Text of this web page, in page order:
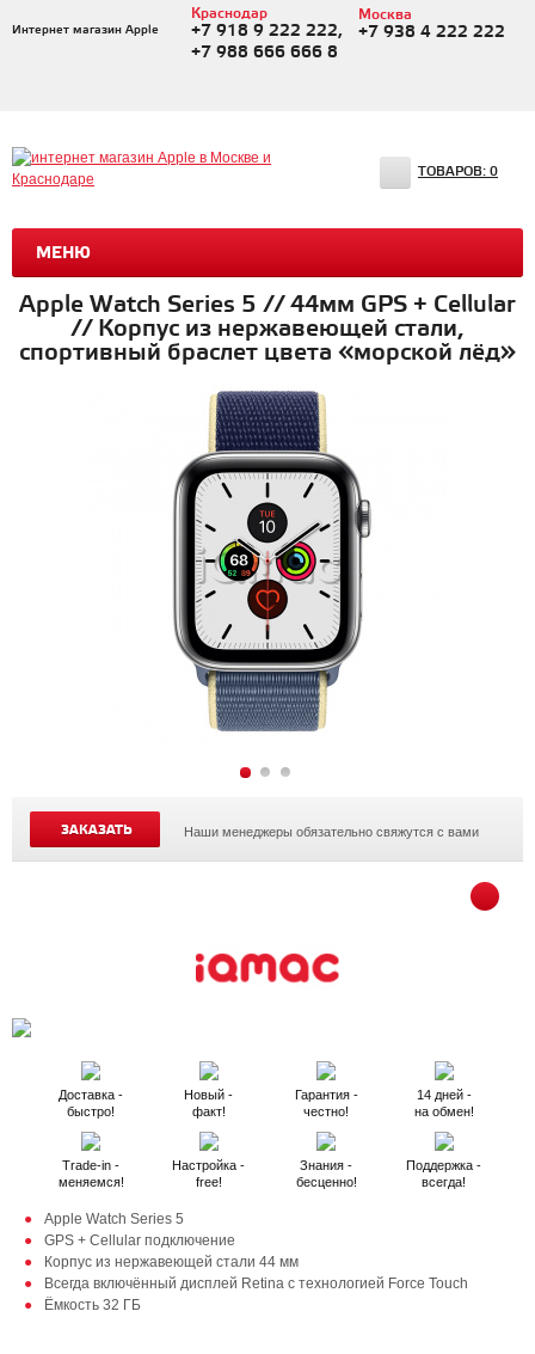
Интернет магазин Apple
Краснодар
+7 918 9 222 222,
+7 988 666 666 8
Москва
+7 938 4 222 222
МЕНЮ
ТОВАРОВ: 0
Apple Watch Series 5 // 44мм GPS + Cellular
// Корпус из нержавеющей стали,
спортивный браслет цвета «морской лёд»
ЗАКАЗАТЬ Наши менеджеры обязательно свяжутся с вами
Доставка -
быстро!
Новый -
факт!
Гарантия -
честно!
14 дней -
на обмен!
Trade-in -
меняемся!
Настройка -
free!
Знания -
бесценно!
Поддержка -
всегда!
Apple Watch Series 5
GPS + Cellular подключение
Корпус из нержавеющей стали 44 мм
Всегда включённый дисплей Retina с технологией Force Touch
Ёмкость 32 ГБ